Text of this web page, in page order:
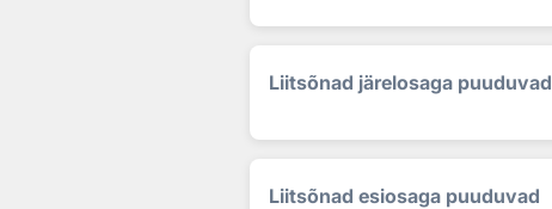
Liitsõnad järelosaga puuduvad
Liitsõnad esiosaga puuduvad